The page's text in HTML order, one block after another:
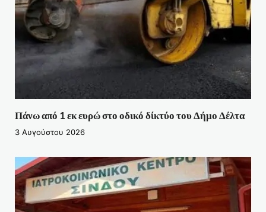
Πάνω από 1 εκ ευρώ στο οδικό δίκτύο του Δήμο Δέλτα
3 Αυγούστου 2026